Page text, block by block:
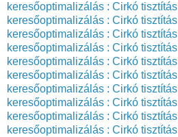
keresőoptimalizálás : Cirkó tisztítás
keresőoptimalizálás : Cirkó tisztítás
keresőoptimalizálás : Cirkó tisztítás
keresőoptimalizálás : Cirkó tisztítás
keresőoptimalizálás : Cirkó tisztítás
keresőoptimalizálás : Cirkó tisztítás
keresőoptimalizálás : Cirkó tisztítás
keresőoptimalizálás : Cirkó tisztítás
keresőoptimalizálás : Cirkó tisztítás
keresőoptimalizálás : Cirkó tisztítás